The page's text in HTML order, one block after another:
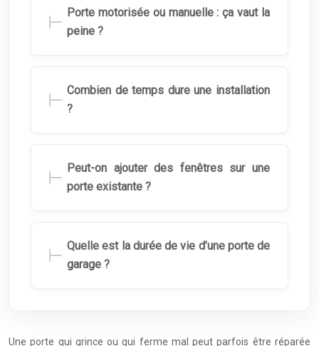
Porte motorisée ou manuelle : ça vaut la
peine ?
Combien de temps dure une installation
?
Peut-on ajouter des fenêtres sur une
porte existante ?
Quelle est la durée de vie d’une porte de
garage ?
Une porte qui grince ou qui ferme mal peut parfois être réparée